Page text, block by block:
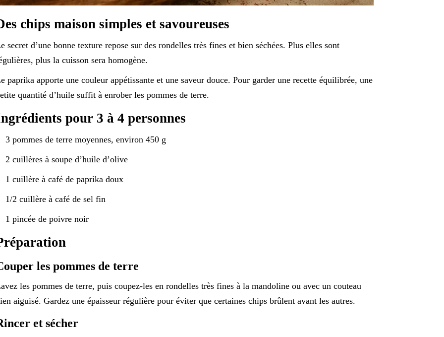
chips maison simples et savoureuses
secret d’une bonne texture repose sur des rondelles très fines et bien séchées. Plus elles sont
plus la cuisson sera homogène.
paprika apporte une couleur appétissante et une saveur douce. Pour garder une recette équilibrée, une
quantité d’huile suffit à enrober les pommes de terre.
pour 3 à 4 personnes
3 pommes de terre moyennes, environ 450 g
2 cuillères à soupe d’huile d’olive
1 cuillère à café de paprika doux
1/2 cuillère à café de sel fin
1 pincée de poivre noir
les pommes de terre
les pommes de terre, puis coupez-les en rondelles très fines à la mandoline ou avec un couteau
aiguisé. Gardez une épaisseur régulière pour éviter que certaines chips brûlent avant les autres.
et sécher